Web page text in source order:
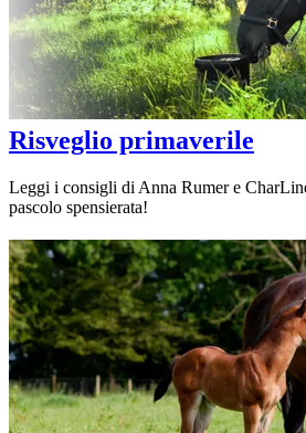
Risveglio primaverile
Leggi i consigli di Anna Rumer e
pascolo spensierata!